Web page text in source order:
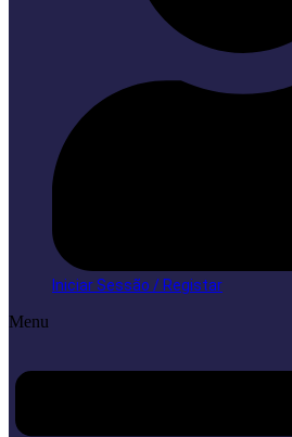
Iniciar Sessão / Registar
Menu